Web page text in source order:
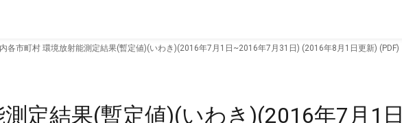
各市町村 環境放射能測定結果(暫定値)(いわき)(2016年7月1日~2016年7月31日) (2016年8月1日更新) (PDF)
定結果(暫定値)(いわき)(2016年7月1日